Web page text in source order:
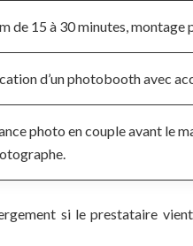
de 15 à 30 minutes,
d’un photobooth avec
photo en couple avant le
si le prestataire